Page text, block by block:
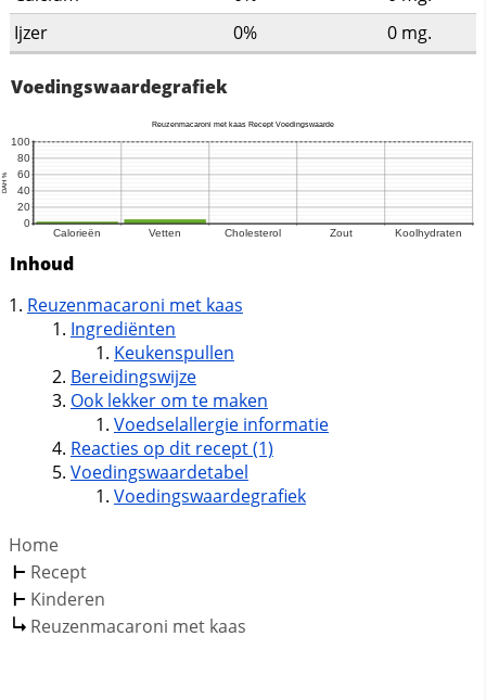
Ijzer
0% 0 mg.
Voedingswaardegrafiek
Inhoud
Reuzenmacaroni met kaas
Ingrediënten
Keukenspullen
Bereidingswijze
Ook lekker om te maken
Voedselallergie informatie
Reacties op dit recept (1)
Voedingswaardetabel
Voedingswaardegrafiek
Home
Recept
Kinderen
Reuzenmacaroni met kaas